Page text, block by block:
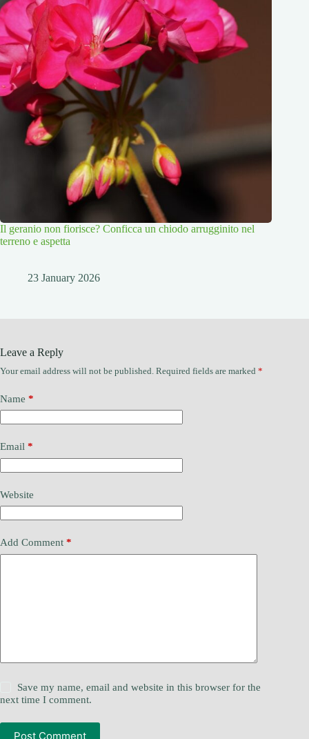
Il geranio non fiorisce? Conficca un chiodo arrugginito nel
terreno e aspetta
23 January 2026
Leave a Reply
Your email address will not be published. Required fields are marked *
Name *
Email *
Website
Add Comment *
Save my name, email and website in this browser for the
next time I comment.
Post Comment